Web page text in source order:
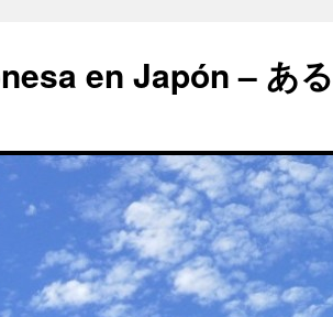
en Japón – あ